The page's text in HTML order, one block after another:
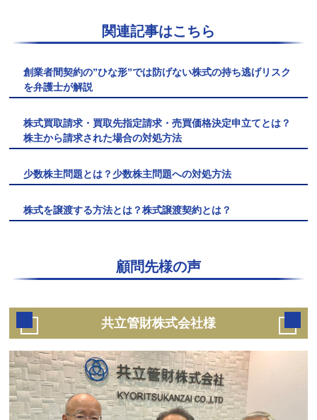
関連記事はこちら
創業者間契約の”ひな形”では防げない株式の持ち逃げリスク
を弁護士が解説
株式買取請求・買取先指定請求・売買価格決定申立てとは？
株主から請求された場合の対処方法
少数株主問題とは？少数株主問題への対処方法
株式を譲渡する方法とは？株式譲渡契約とは？
顧問先様の声
共立管財株式会社様